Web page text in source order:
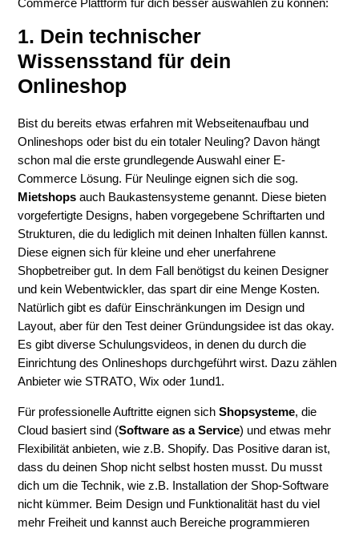
Commerce Plattform für dich besser auswählen zu können:
1. Dein technischer
Wissensstand für dein
Onlineshop
Bist du bereits etwas erfahren mit Webseitenaufbau und
Onlineshops oder bist du ein totaler Neuling? Davon hängt
schon mal die erste grundlegende Auswahl einer E-
Commerce Lösung. Für Neulinge eignen sich die sog.
Mietshops auch Baukastensysteme genannt. Diese bieten
vorgefertigte Designs, haben vorgegebene Schriftarten und
Strukturen, die du lediglich mit deinen Inhalten füllen kannst.
Diese eignen sich für kleine und eher unerfahrene
Shopbetreiber gut. In dem Fall benötigst du keinen Designer
und kein Webentwickler, das spart dir eine Menge Kosten.
Natürlich gibt es dafür Einschränkungen im Design und
Layout, aber für den Test deiner Gründungsidee ist das okay.
Es gibt diverse Schulungsvideos, in denen du durch die
Einrichtung des Onlineshops durchgeführt wirst. Dazu zählen
Anbieter wie STRATO, Wix oder 1und1.
Für professionelle Auftritte eignen sichShopsysteme, die
Cloud basiert sind (Software as a Service) und etwas mehr
Flexibilität anbieten, wie z.B. Shopify. Das Positive daran ist,
dass du deinen Shop nicht selbst hosten musst. Du musst
dich um die Technik, wie z.B. Installation der Shop-Software
nicht kümmer. Beim Design und Funktionalität hast du viel
mehr Freiheit und kannst auch Bereiche programmieren